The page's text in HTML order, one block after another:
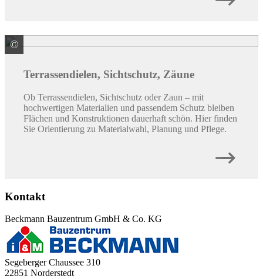
© Weltholz ZNL der Klöpferholz GmbH & Co. KG
Terrassendielen, Sichtschutz, Zäune
Ob Terrassendielen, Sichtschutz oder Zaun – mit
hochwertigen Materialien und passendem Schutz bleiben
Flächen und Konstruktionen dauerhaft schön. Hier finden
Sie Orientierung zu Materialwahl, Planung und Pflege.
Kontakt
Beckmann Bauzentrum GmbH & Co. KG
Segeberger Chaussee 310
22851 Norderstedt